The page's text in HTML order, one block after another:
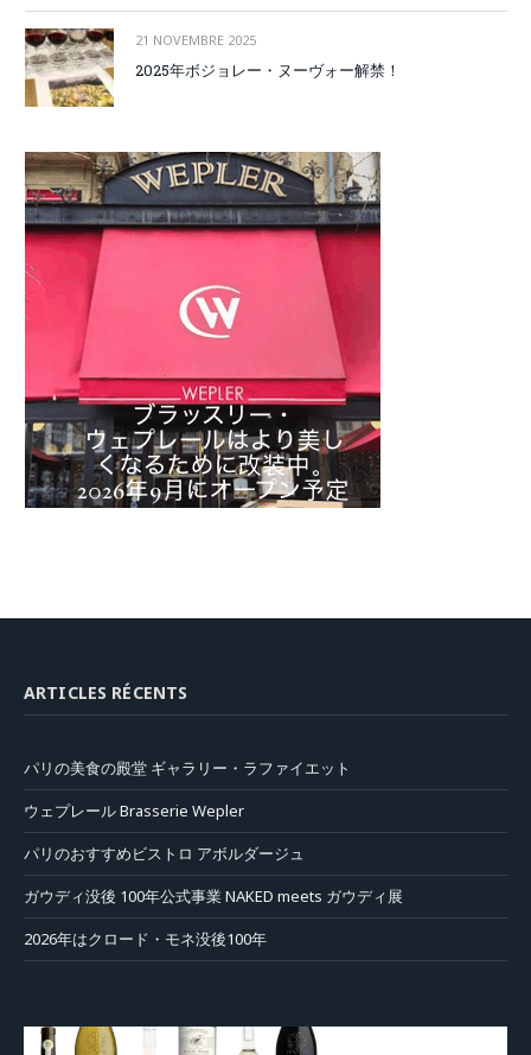
21 NOVEMBRE 2025
2025年ボジョレー・ヌーヴォー解禁！
ARTICLES RÉCENTS
パリの美食の殿堂 ギャラリー・ラファイエット
ウェプレール Brasserie Wepler
パリのおすすめビストロ アボルダージュ
ガウディ没後 100年公式事業 NAKED meets ガウディ展
2026年はクロード・モネ没後100年